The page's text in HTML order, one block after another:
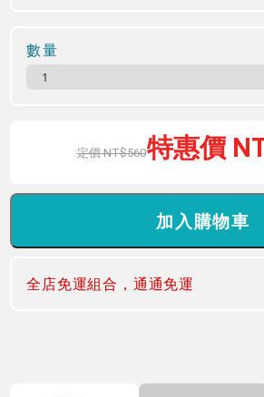
數量
560
全店免運組合，通通免運